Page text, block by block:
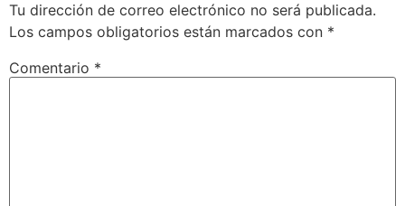
Tu dirección de correo electrónico no será publicada.
Los campos obligatorios están marcados con *
Comentario *